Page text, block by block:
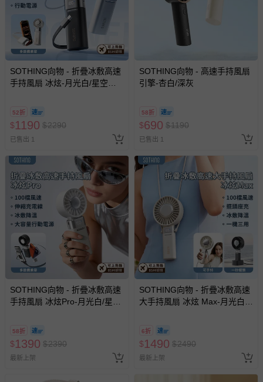
退貨，您可至『查詢訂單』>『已出貨』中查詢該筆訂單，
並點選『我要退貨』即可進行申請。若有相關退貨問題，請
至媽咪愛LINE@客服ID: @mamilove
我們將依序為您處理
與服務，謝謝。
針對滿件折/滿額贈…等活動，如因部份退貨，而該訂單保
留商品未達活動門檻，將以原價計算，活動贈品亦需一併退
部分商品依據消費者保護法的規定，不適用七天鑑賞期/猶
豫期範圍：
易於腐敗、保存期限較短或解約時即將逾期（例如生鮮
商品、食品等）。
客製化商品（例如客製生日書、姓名貼等）。
報紙、期刊或雜誌（惟書籍如經拆封、使用，則酌收整
新費用）。
經消費者拆封之影音商品或電腦軟體（例如 DVD、CD
等）。
非以有形媒介提供之數位內容或一經提供即為完成之線
上服務，經消費者事先同意始提供（例如線上課程、遊
戲或活動點數等）。
墊、寢具類等）。
-新生兒親膚衣物（嬰幼兒包巾與背巾、包屁衣、學習
-接觸性孕哺產品（奶嘴、奶瓶、擠乳器、哺乳衣、托腹
SOTHING向物 - 折疊冰敷高速
手持風扇 冰炫-月光白/星空
52折
$1190 $2290
已售出 1
SOTHING向物 - 高速手持風扇
引擎-杏白/深灰
58折
$690 $1190
已售出 1
SOTHING向物 - 折疊冰敷高速
手持風扇 冰炫Pro-月光白/星空
58折
$1390 $2390
最新上架
SOTHING向物 - 折疊冰敷高速
大手持風扇 冰炫 Max-月光白/
6折
$1490 $2490
最新上架